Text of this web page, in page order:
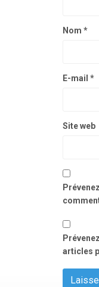
Nom *
E-mail *
Site web
articles